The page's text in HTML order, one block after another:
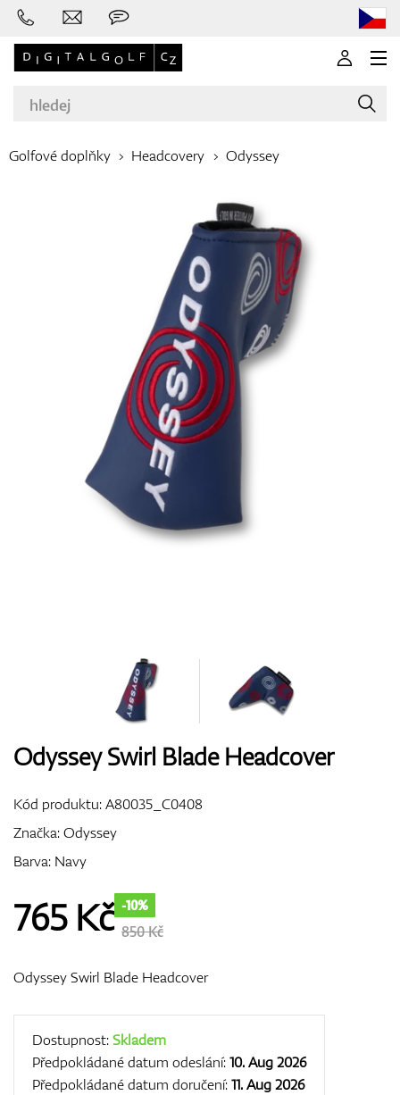
Golfové hole
Oblečení
Boty
Rukavice
Dárkové poukazy
Golfové doplňky Headcovery Odyssey
Odyssey Swirl Blade Headcover
Kód produktu:A80035_C0408
Značka:Odyssey
Barva: Navy
765Kč -10%
850 Kč
Odyssey Swirl Blade Headcover
Dostupnost:Skladem
Předpokládané datum odeslání:10. Aug 2026
Předpokládané datum doručení:11. Aug 2026